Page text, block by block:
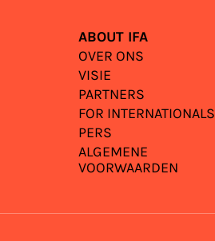
ABOUT IFA
OVER ONS
VISIE
PARTNERS
FOR INTERNATIONALS
PERS
ALGEMENE
VOORWAARDEN